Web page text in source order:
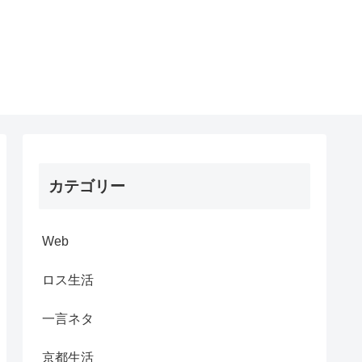
カテゴリー
Web
ロス生活
一言ネタ
京都生活